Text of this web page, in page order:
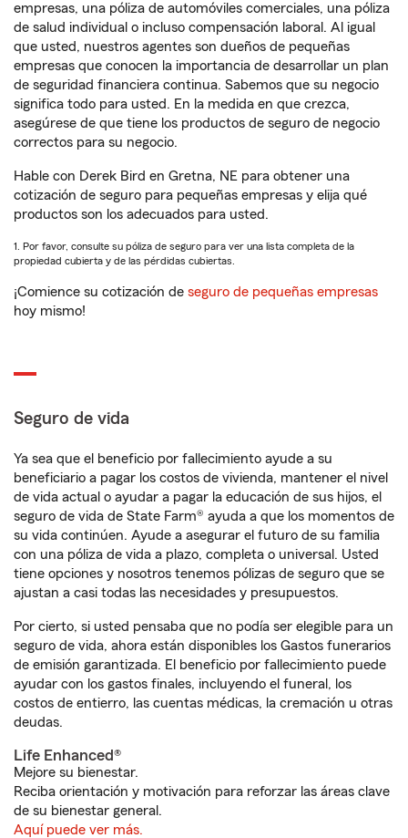
empresas, una póliza de automóviles comerciales, una póliza
de salud individual o incluso compensación laboral. Al igual
que usted, nuestros agentes son dueños de pequeñas
empresas que conocen la importancia de desarrollar un plan
de seguridad financiera continua. Sabemos que su negocio
significa todo para usted. En la medida en que crezca,
asegúrese de que tiene los productos de seguro de negocio
correctos para su negocio.
Hable con Derek Bird en Gretna, NE para obtener una
cotización de seguro para pequeñas empresas y elija qué
productos son los adecuados para usted.
1. Por favor, consulte su póliza de seguro para ver una lista completa de la
propiedad cubierta y de las pérdidas cubiertas.
¡Comience su cotización de seguro de pequeñas empresas
hoy mismo!
Seguro de vida
Ya sea que el beneficio por fallecimiento ayude a su
beneficiario a pagar los costos de vivienda, mantener el nivel
de vida actual o ayudar a pagar la educación de sus hijos, el
seguro de vida de State Farm® ayuda a que los momentos de
su vida continúen. Ayude a asegurar el futuro de su familia
con una póliza de vida a plazo, completa o universal. Usted
tiene opciones y nosotros tenemos pólizas de seguro que se
ajustan a casi todas las necesidades y presupuestos.
Por cierto, si usted pensaba que no podía ser elegible para un
seguro de vida, ahora están disponibles los Gastos funerarios
de emisión garantizada. El beneficio por fallecimiento puede
ayudar con los gastos finales, incluyendo el funeral, los
costos de entierro, las cuentas médicas, la cremación u otras
deudas.
Life Enhanced®
Mejore su bienestar.
Reciba orientación y motivación para reforzar las áreas clave
de su bienestar general.
Aquí puede ver más.